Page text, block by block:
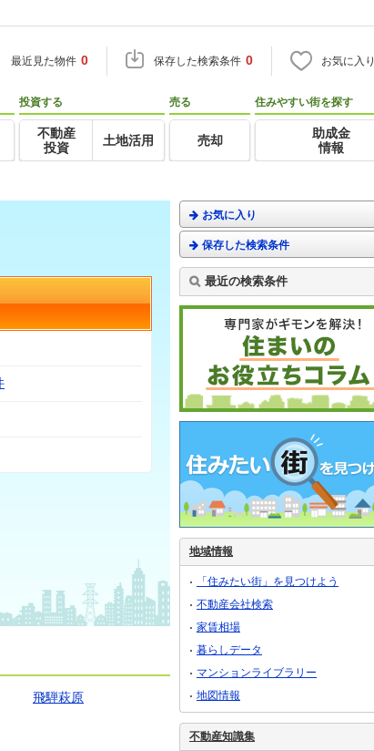
最近見た物件 0 保存した検索条件 0 お気に入り
投資する
不動産
投資
土地活用
売る
売却
住みやすい街を探す
助成金
情報
飛騨萩原
お気に入り
保存した検索条件
最近の検索条件
地域情報
「住みたい街」を見つけよう
不動産会社検索
家賃相場
暮らしデータ
マンションライブラリー
地図情報
不動産知識集